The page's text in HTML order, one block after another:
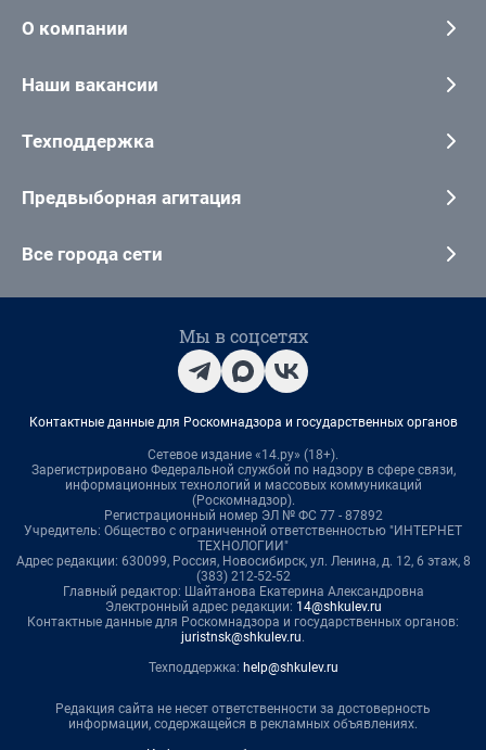
О компании
Наши вакансии
Техподдержка
Предвыборная агитация
Все города сети
Мы в соцсетях
Контактные данные для Роскомнадзора и государственных органов
Сетевое издание «14.ру» (18+).
Зарегистрировано Федеральной службой по надзору в сфере связи,
информационных технологий и массовых коммуникаций
(Роскомнадзор).
Регистрационный номер ЭЛ № ФС 77 - 87892
Учредитель: Общество с ограниченной ответственностью "ИНТЕРНЕТ
ТЕХНОЛОГИИ"
Адрес редакции: 630099, Россия, Новосибирск, ул. Ленина, д. 12, 6 этаж, 8
(383) 212-52-52
Главный редактор: Шайтанова Екатерина Александровна
Электронный адрес редакции: 14@shkulev.ru
Контактные данные для Роскомнадзора и государственных органов:
juristnsk@shkulev.ru.
Техподдержка: help@shkulev.ru
Редакция сайта не несет ответственности за достоверность
информации, содержащейся в рекламных объявлениях.